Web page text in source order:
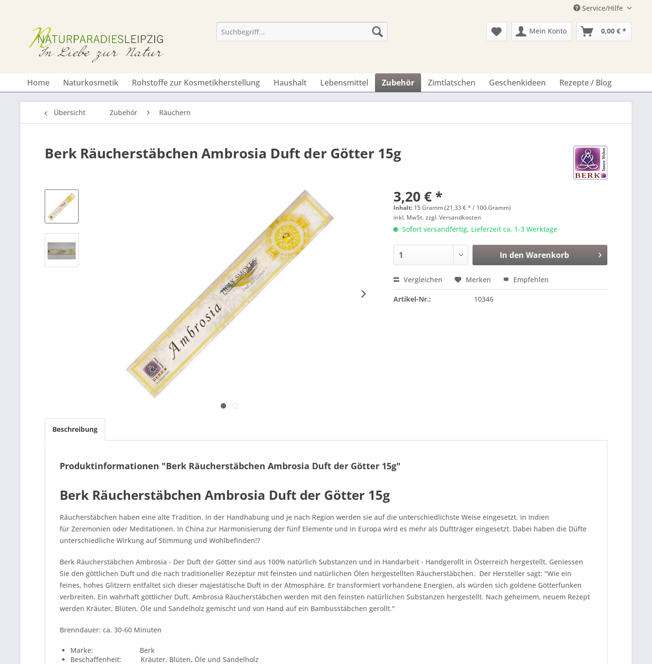
Service/Hilfe
Mein Konto 0,00 € *
Home Naturkosmetik Rohstoffe zur Kosmetikherstellung Haushalt Lebensmittel Zubehör Zimtlatschen Geschenkideen Rezepte / Blog
Übersicht Zubehör Räuchern
Berk Räucherstäbchen Ambrosia Duft der Götter 15g
3,20 € *
Inhalt: 15 Gramm (21,33 € * / 100 Gramm)
inkl. MwSt.zzgl. Versandkosten
Sofort versandfertig, Lieferzeit ca. 1-3 Werktage
In den Warenkorb
Vergleichen Merken Empfehlen
Artikel-Nr.: 10346
Beschreibung
Produktinformationen "Berk Räucherstäbchen Ambrosia Duft der Götter 15g"
Berk Räucherstäbchen Ambrosia Duft der Götter 15g
Räucherstäbchen haben eine alte Tradition. In der Handhabung und je nach Region werden sie auf die unterschiedlichste Weise eingesetzt. In Indien
für Zeremonien oder Meditationen. In China zur Harmonisierung der fünf Elemente und in Europa wird es mehr als Duftträger eingesetzt. Dabei haben die Düfte
unterschiedliche Wirkung auf Stimmung und Wohlbefinden!?
Berk Räucherstäbchen Ambrosia - Der Duft der Götter sind aus 100% natürlich Substanzen und in Handarbeit - Handgerollt in Österreich hergestellt. Geniessen
Sie den göttlichen Duft und die nach traditioneller Rezeptur mit feinsten und natürlichen Ölen hergestellten Räucherstäbchen. Der Hersteller sagt: "Wie ein
feines, hohes Glitzern entfaltet sich dieser majestätische Duft in der Atmosphäre. Er transformiert vorhandene Energien, als würden sich goldene Götterfunken
verbreiten. Ein wahrhaft göttlicher Duft. Ambrosia Räucherstäbchen werden mit den feinsten natürlichen Substanzen hergestellt. Nach geheimem, neuem Rezept
werden Kräuter, Blüten, Öle und Sandelholz gemischt und von Hand auf ein Bambusstäbchen gerollt."
Brenndauer: ca. 30-60 Minuten
Marke: Berk
Beschaffenheit: Kräuter, Blüten, Öle und Sandelholz